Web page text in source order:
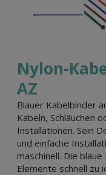
Nylon-
AZ
Blauer Kabelbinder
Kabeln, Schläuchen
Installationen. Sein
und einfache
maschinell. Die
Elemente schnell zu